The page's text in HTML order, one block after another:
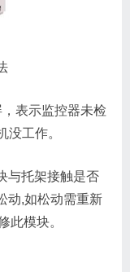
表示监控器未检
工作。
与托架接触是否
动,如松动需重新
此模块。